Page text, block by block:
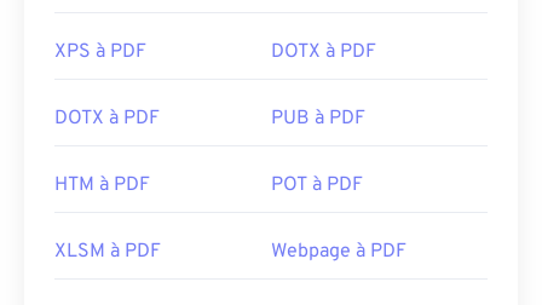
XPS à PDF DOTX à PDF
DOTX à PDF PUB à PDF
HTM à PDF POT à PDF
XLSM à PDF Webpage à PDF